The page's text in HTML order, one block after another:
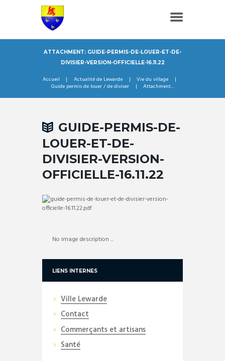
ATTACHMENT: GUIDE-PERMIS-DE-LOUER-ET-DE-
DIVISIER-VERSION-OFFICIELLE-16.11.22
Accueil Actualité de Lewarde
Vie du village
Guide permis de louer / de diviser
Attachment...
GUIDE-PERMIS-DE-
LOUER-ET-DE-
DIVISIER-VERSION-
OFFICIELLE-16.11.22
No image description ...
LIENS INTERNES
Ville Lewarde
Contact
Commerçants et artisans
Santé